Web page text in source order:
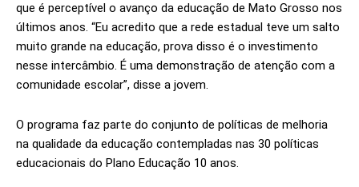
que é perceptível o avanço da educação de Mato Grosso nos
últimos anos. “Eu acredito que a rede estadual teve um salto
muito grande na educação, prova disso é o investimento
nesse intercâmbio. É uma demonstração de atenção com a
comunidade escolar”, disse a jovem.
O programa faz parte do conjunto de políticas de melhoria
na qualidade da educação contempladas nas 30 políticas
educacionais do Plano Educação 10 anos.